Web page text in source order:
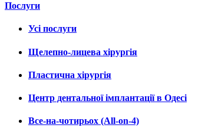
Послуги
Усі послуги
Щелепно-лицева хірургія
Пластична хірургія
Центр дентальної імплантації в Одесі
Все-на-чотирьох (All-on-4)